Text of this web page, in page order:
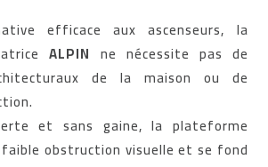
efficace aux ascenseurs, la
ALPIN ne nécessite pas de
de la maison ou de
et sans gaine, la plateforme
obstruction visuelle et se fond